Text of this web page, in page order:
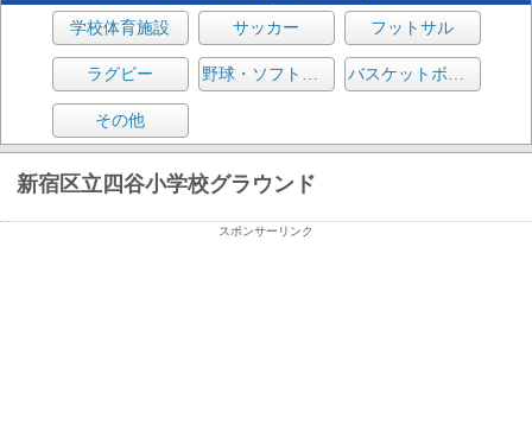
学校体育施設 サッカー フットサル
ラグビー 野球・ソフトボール バスケットボール
その他
新宿区立四谷小学校グラウンド
スポンサーリンク